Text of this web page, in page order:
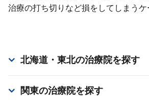
治療の打ち切りなど損をしてしまうケ
北海道・東北の治療院を探す
関東の治療院を探す